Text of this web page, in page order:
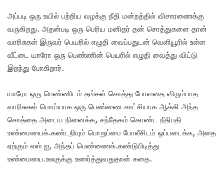
அப்படி ஒரு உயில் பற்றிய வழக்கு நீதி மன்றத்தில் விசாரணைக்கு
வருகிறது. அதன்படி ஒரு பெரிய மனிதர் தன் சொத்துகளை தான்
வாரிசுகள் இருவர் பெயரில் எழுதி வைப்பதுடன் வெளியூரில் உள்ள
வீட்டை யாரோ ஒரு பெண்ணின் பெயரில் எழுதி வைத்து விட்டு
இறந்து போகிறார்.
யாரோ ஒரு பெண்ணிடம் தங்கள் சொத்து போவதை விரும்பாத
வாரிசுகள் பொய்யாக ஒரு பெண்ணை சாட்சியாக ஆக்கி அந்த
சொத்தை அடைய நினைக்க, சந்தேகம் கொண்ட நீதிபதி
உண்மையைக்.கண்டறியும் பொறுப்பை போலீசிடம் ஒப்படைக்க, அதை
ஏற்கும் எஸ் ஐ, அந்தப் பெண்ணைக்.கண்டுபிடித்து
உண்மையை.உலகுக்கு உணர்த்துவதுதான் கதை.